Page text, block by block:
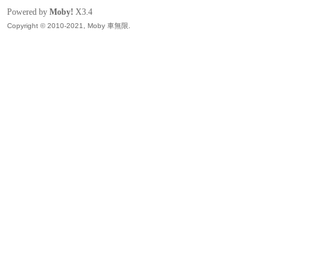
Powered by Moby! X3.4
Copyright © 2010-2021, Moby 車無限.